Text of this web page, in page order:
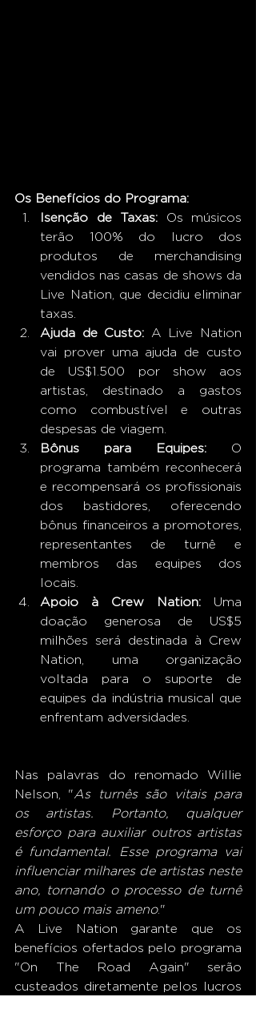
Os Benefícios do Programa:
Isenção de Taxas: Os músicos
terão 100% do lucro dos
produtos de merchandising
vendidos nas casas de shows da
Live Nation, que decidiu eliminar
taxas.
Ajuda de Custo: A Live Nation
vai prover uma ajuda de custo
de US$1.500 por show aos
artistas, destinado a gastos
como combustível e outras
despesas de viagem.
Bônus para Equipes: O
programa também reconhecerá
e recompensará os profissionais
dos bastidores, oferecendo
bônus financeiros a promotores,
representantes de turnê e
membros das equipes dos
locais.
Apoio à Crew Nation: Uma
doação generosa de US$5
milhões será destinada à Crew
Nation, uma organização
voltada para o suporte de
equipes da indústria musical que
enfrentam adversidades.
Nas palavras do renomado Willie
Nelson, "As turnês são vitais para
os artistas. Portanto, qualquer
esforço para auxiliar outros artistas
é fundamental. Esse programa vai
influenciar milhares de artistas neste
ano, tornando o processo de turnê
um pouco mais ameno."
A Live Nation garante que os
benefícios ofertados pelo programa
"On The Road Again" serão
custeados diretamente pelos lucros